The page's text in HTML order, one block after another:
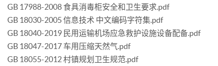
GB 17988-2008 食具消毒柜安全和卫生要求.pdf
GB 18030-2005 信息技术 中文编码字符集.pdf
GB 18040-2019 民用运输机场应急救护设施设备配备.pdf
GB 18047-2017 车用压缩天然气.pdf
GB 18055-2012 村镇规划卫生规范.pdf